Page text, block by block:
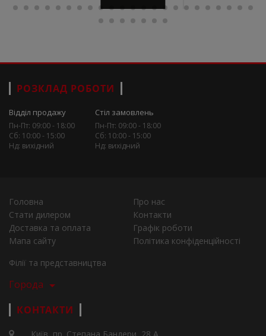
РОЗКЛАД РОБОТИ
Відділ продажу
Пн-Пт: 09:00 - 18:00
Сб: 10:00 - 15:00
Нд: вихідний
Стіл замовлень
Пн-Пт: 09:00 - 18:00
Сб: 10:00 - 15:00
Нд: вихідний
Головна
Про нас
Стати дилером
Контакти
Доставка та оплата
Графік роботи
Мапа сайту
Політика конфіденційності
Філії та представництва
Города
КОНТАКТИ